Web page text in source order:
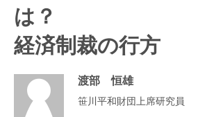
は？
経済制裁の行方
渡部 恒雄
笹川平和財団上席研究員